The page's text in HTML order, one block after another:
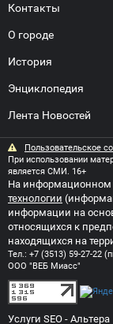
Контакты
О городе
История
Энциклопедия
Лента Новостей
Пользовательское
При использовании
является СМИ. 16+
На информационном
технологии
информации на
относящихся к
находящихся на
Тел.: +7 (3513) 59-27-22
ООО "ВЕБ Миасс"
Услуги SEO - Альтера